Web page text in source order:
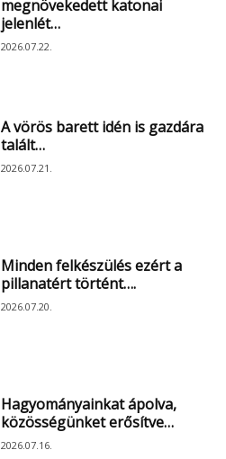
megnövekedett katonai
jelenlét…
2026.07.22.
A vörös barett idén is gazdára
talált…
2026.07.21.
Minden felkészülés ezért a
pillanatért történt….
2026.07.20.
Hagyományainkat ápolva,
közösségünket erősítve…
2026.07.16.